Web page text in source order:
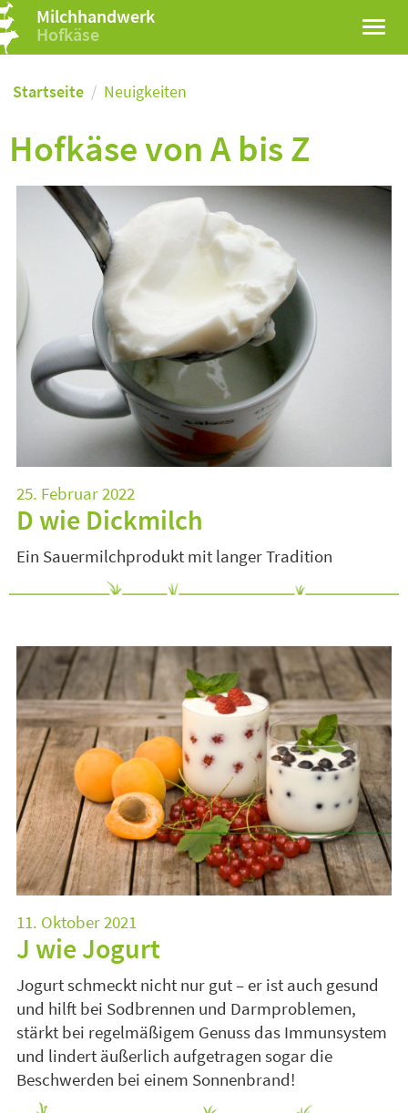
Milchhandwerk
Hofkäse
Startseite Neuigkeiten
Hofkäse von A bis Z
25. Februar 2022
D wie Dickmilch
Ein Sauermilchprodukt mit langer Tradition
11. Oktober 2021
J wie Jogurt
Jogurt schmeckt nicht nur gut – er ist auch gesund
und hilft bei Sodbrennen und Darmproblemen,
stärkt bei regelmäßigem Genuss das Immunsystem
und lindert äußerlich aufgetragen sogar die
Beschwerden bei einem Sonnenbrand!